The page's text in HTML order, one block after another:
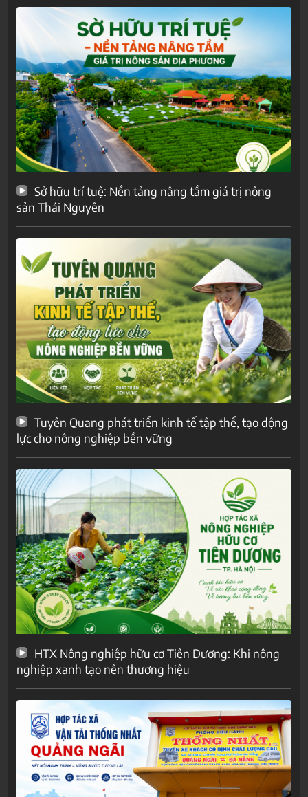
Sở hữu trí tuệ: Nền tảng nâng tầm giá trị nông
sản Thái Nguyên
Tuyên Quang phát triển kinh tế tập thể, tạo động
lực cho nông nghiệp bền vững
HTX Nông nghiệp hữu cơ Tiên Dương: Khi nông
nghiệp xanh tạo nên thương hiệu